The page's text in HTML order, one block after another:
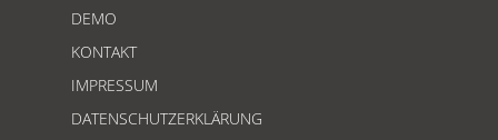
DEMO
KONTAKT
IMPRESSUM
DATENSCHUTZERKLÄRUNG